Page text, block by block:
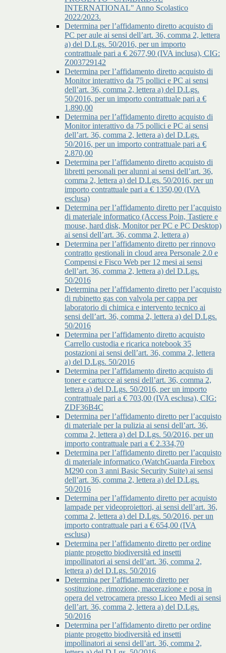
INTERNATIONAL" Anno Scolastico
2022/2023.
Determina per l’affidamento diretto acquisto di
PC per aule ai sensi dell’art. 36, comma 2, lettera
a) del D.Lgs. 50/2016, per un importo
contrattuale pari a € 2677,90 (IVA inclusa), CIG:
Z003729142
Determina per l’affidamento diretto acquisto di
Monitor interattivo da 75 pollici e PC ai sensi
dell’art. 36, comma 2, lettera a) del D.Lgs.
50/2016, per un importo contrattuale pari a €
1.890,00
Determina per l’affidamento diretto acquisto di
Monitor interattivo da 75 pollici e PC ai sensi
dell’art. 36, comma 2, lettera a) del D.Lgs.
50/2016, per un importo contrattuale pari a €
2.870,00
Determina per l’affidamento diretto acquisto di
libretti personali per alunni ai sensi dell’art. 36,
comma 2, lettera a) del D.Lgs. 50/2016, per un
importo contrattuale pari a € 1350,00 (IVA
esclusa)
Determina per l’affidamento diretto per l’acquisto
di materiale informatico (Access Poin, Tastiere e
mouse, hard disk, Monitor per PC e PC Desktop)
ai sensi dell’art. 36, comma 2, lettera a)
Determina per l’affidamento diretto per rinnovo
contratto gestionali in cloud area Personale 2.0 e
Compensi e Fisco Web per 12 mesi ai sensi
dell’art. 36, comma 2, lettera a) del D.Lgs.
50/2016
Determina per l’affidamento diretto per l’acquisto
di rubinetto gas con valvola per cappa per
laboratorio di chimica e intervento tecnico ai
sensi dell’art. 36, comma 2, lettera a) del D.Lgs.
50/2016
Determina per l’affidamento diretto acquisto
Carrello custodia e ricarica notebook 35
postazioni ai sensi dell’art. 36, comma 2, lettera
a) del D.Lgs. 50/2016
Determina per l’affidamento diretto acquisto di
toner e cartucce ai sensi dell’art. 36, comma 2,
lettera a) del D.Lgs. 50/2016, per un importo
contrattuale pari a € 703,00 (IVA esclusa), CIG:
ZDF36B4C
Determina per l’affidamento diretto per l’acquisto
di materiale per la pulizia ai sensi dell’art. 36,
comma 2, lettera a) del D.Lgs. 50/2016, per un
importo contrattuale pari a € 2.334,70
Determina per l’affidamento diretto per l’acquisto
di materiale informatico (WatchGuarda Firebox
M290 con 3 anni Basic Security Suite) ai sensi
dell’art. 36, comma 2, lettera a) del D.Lgs.
50/2016
Determina per l’affidamento diretto per acquisto
lampade per videoproiettori, ai sensi dell’art. 36,
comma 2, lettera a) del D.Lgs. 50/2016, per un
importo contrattuale pari a € 654,00 (IVA
esclusa)
Determina per l’affidamento diretto per ordine
piante progetto biodiversità ed insetti
impollinatori ai sensi dell’art. 36, comma 2,
lettera a) del D.Lgs. 50/2016
Determina per l’affidamento diretto per
sostituzione, rimozione, macerazione e posa in
opera del vetrocamera presso Liceo Medi ai sensi
dell’art. 36, comma 2, lettera a) del D.Lgs.
50/2016
Determina per l’affidamento diretto per ordine
piante progetto biodiversità ed insetti
impollinatori ai sensi dell’art. 36, comma 2,